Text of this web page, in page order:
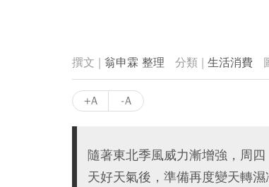
翁申霖 整理 生活消費
+A -A
隨著東北季風威力漸增強，周
天好天氣後，準備再度變天轉濕